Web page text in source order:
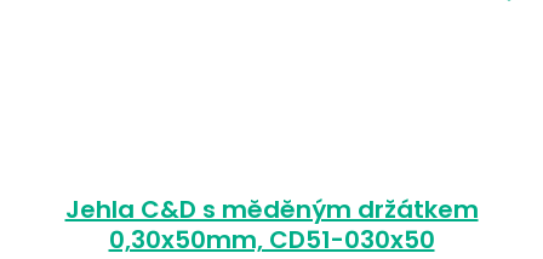
Jehla C&D s měděným držátkem
0,30x50mm, CD51-030x50